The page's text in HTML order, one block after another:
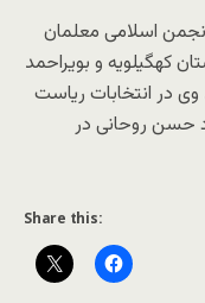
اسلامی معلمان
کهگیلویه و بویراحمد
در انتخابات ریاست
ستاد حسن روحانی در
Share this: